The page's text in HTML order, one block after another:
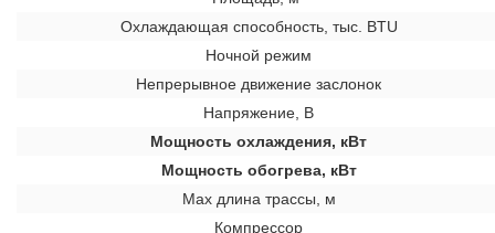
Охлаждающая способность, тыс. BTU
Ночной режим
Непрерывное движение заслонок
Напряжение, В
Мощность охлаждения, кВт
Мощность обогрева, кВт
Max длина трассы, м
Компрессор